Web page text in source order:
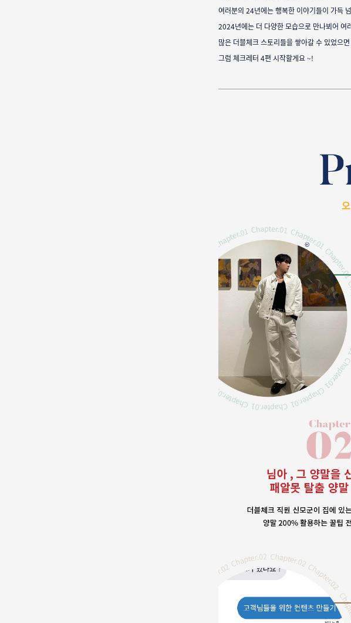
여러분의 24년에는 행복한 이야기들이 가득
2024년에는 더 다양한 모습으로 만나뵈어 여
많은 더블체크 스토리들을 쌓아갈 수 있었으
그럼 체크레터 4편 시작할게요 ~!